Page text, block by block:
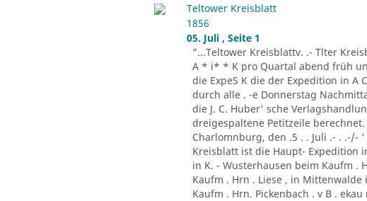
Teltower Kreisblatt
1856
05. Juli , Seite 1
"...Teltower Kreisblattv. .- Tlter
A * i* * K pro Quartal abend früh
die ExpeS K die der Expedition in
durch alle . -e Donnerstag
die J. C. Huber' sche
dreigespaltene Petitzeile
Charlomnburg, den .5 . . Juli .- . .-/-
Kreisblatt ist die Haupt- Expedition
in K. - Wusterhausen beim Kaufm .
Kaufm . Hrn . Liese , in
Kaufm . Hrn. Pickenbach . v B .